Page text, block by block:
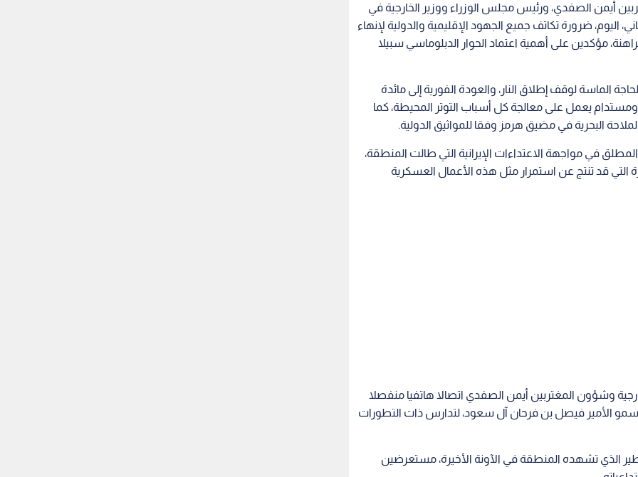
أيمن الصفدي، ورئيس مجلس الوزراء ووزير الخارجية في
ضرورة تكاتف جميع الجهود الإقليمية والدولية لإنهاء
مؤكدين على أهمية اعتماد الحوار الدبلوماسي سبيلا
الماسة لوقف إطلاق النار، والعودة الفورية إلى مائدة
يعمل على معالجة كل أسباب التوتر المحيطة، كما
البحرية في مضيق هرمز وفقا للمواثيق الدولية.
في مواجهة الاعتداءات الإيرانية التي طالت المنطقة،
التي قد تنتج عن استمرار مثل هذه الأعمال العسكرية
وشؤون المغتربين أيمن الصفدي اتصالا هاتفيا منفصلا
سمو الأمير فيصل بن فرحان آل سعود، لتدارس ذات التطورات
الذي تشهده المنطقة في الآونة الأخيرة، مستعرضين